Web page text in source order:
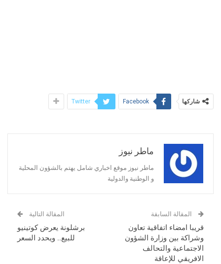
شاركها Facebook
Twitter
ماطر نيوز
ماطر نيوز موقع اخباري شامل يهتم بالشؤون المحلية
و الوطنية والدولية
المقالة السابقة
قريبا امضاء اتفاقية تعاون
وشراكة بين وزارة الشؤون
الاجتماعية والتحالف
الافريقي للإعاقة
المقالة التالية
برشلونة يعرض كوتينيو
للبيع.. ويحدد السعر